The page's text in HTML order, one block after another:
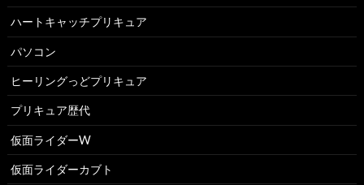
ハートキャッチプリキュア
パソコン
ヒーリングっどプリキュア
プリキュア歴代
仮面ライダーW
仮面ライダーカブト